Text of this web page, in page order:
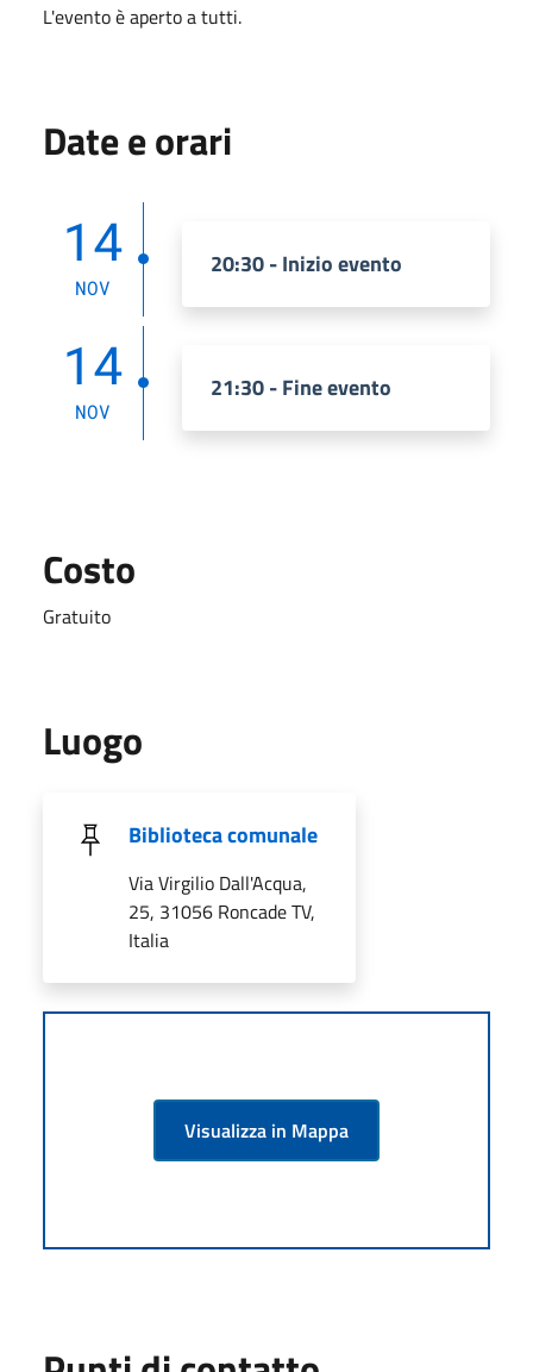
L'evento è aperto a tutti.
Date e orari
14
NOV
20:30 - Inizio evento
14
NOV
21:30 - Fine evento
Costo
Gratuito
Luogo
Biblioteca comunale
Via Virgilio Dall'Acqua,
25, 31056 Roncade TV,
Italia
Visualizza in Mappa